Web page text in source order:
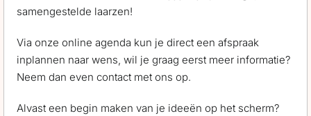
samengestelde laarzen!
Via onze online agenda kun je direct een afspraak
inplannen naar wens, wil je graag eerst meer informatie?
Neem dan even contact met ons op.
Alvast een begin maken van je ideeën op het scherm?